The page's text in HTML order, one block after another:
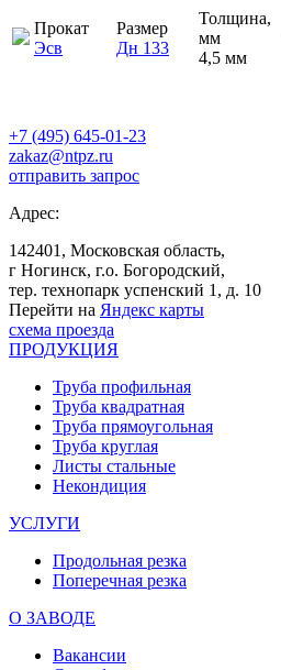
Прокат
Эсв
Размер
Дн 133
Толщина,
мм
4,5 мм
+7 (495) 645-01-23
zakaz@ntpz.ru
отправить запрос
Адрес:
142401, Московская область,
г Ногинск, г.о. Богородский,
тер. технопарк успенский 1, д. 10
Перейти на Яндекс карты
схема проезда
ПРОДУКЦИЯ
Труба профильная
Труба квадратная
Труба прямоугольная
Труба круглая
Листы стальные
Некондиция
УСЛУГИ
Продольная резка
Поперечная резка
О ЗАВОДЕ
Вакансии